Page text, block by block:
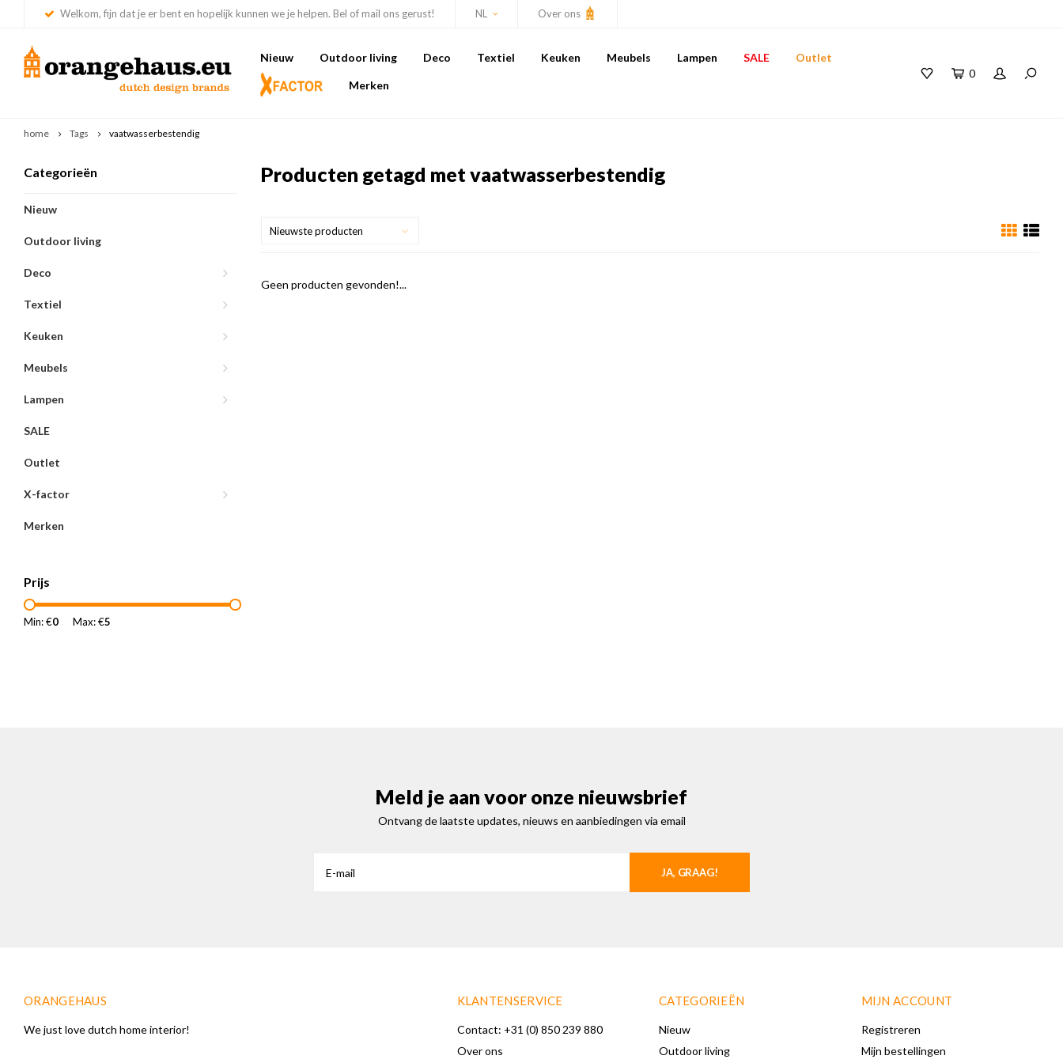
Welkom, fijn dat je er bent en hopelijk kunnen we je helpen. Bel of mail ons gerust! NL Over ons
Nieuw Outdoor living Deco Textiel Keuken Meubels Lampen SALE Outlet
Merken
0
home Tags vaatwasserbestendig
Categorieën
Nieuw
Outdoor living
Deco
Textiel
Keuken
Meubels
Lampen
SALE
Outlet
X-factor
Merken
Prijs
Min: €0 Max: €5
Producten getagd met vaatwasserbestendig
Nieuwste producten
Geen producten gevonden!...
Meld je aan voor onze nieuwsbrief
Ontvang de laatste updates, nieuws en aanbiedingen via email
JA, GRAAG!
ORANGEHAUS
We just love dutch home interior!
KLANTENSERVICE
Contact: +31 (0) 850 239 880
Over ons
CATEGORIEËN
Nieuw
Outdoor living
MIJN ACCOUNT
Registreren
Mijn bestellingen